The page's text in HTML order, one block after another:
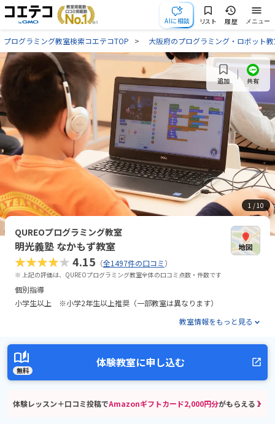
AIに相談 リスト 履歴 メニュー
プログラミング教室検索コエテコTOP 大阪府のプログラミング・ロボット
1 / 10
追加 共有
QUREOプログラミング教室
明光義塾 なかもず教室
★★★★★4.15 （全1497件の口コミ）
※ 上記の評価は、QUREOプログラミング教室全体の口コミ点数・件数です
個別指導
小学生以上 ※小学2年生以上推奨（一部教室は異なります）
教室情報をもっと見る
無料
体験教室に申し込む
体験レッスン＋口コミ投稿でAmazonギフトカード2,000円分がもらえる！